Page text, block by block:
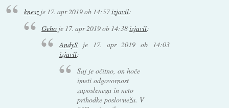
kneszje 17. apr 2019 ob 14:57izjavil:
Geho je 17. apr 2019 ob 14:38izjavil:
AndySje 17. apr 2019 ob 14:03
izjavil:
Saj je očitno, on hoče
imeti odgovornost
zaposlenega in neto
prihodke poslovneža. V